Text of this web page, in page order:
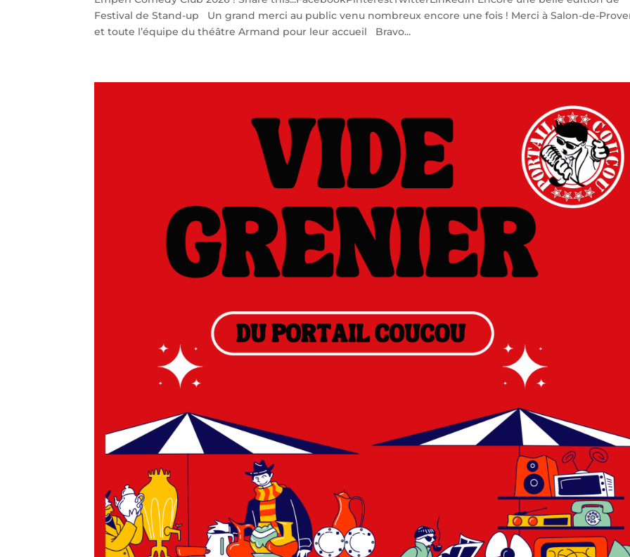
Festival de Stand-up Un grand merci au public venu nombreux encore une fois ! Merci à Salon-de-
et toute l’équipe du théâtre Armand pour leur accueil Bravo...